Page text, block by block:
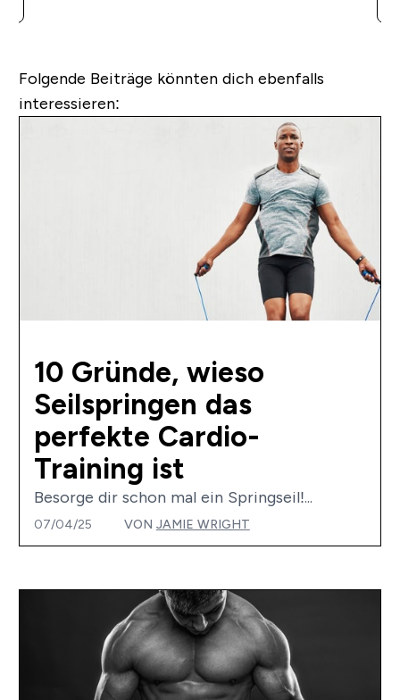
Folgende Beiträge könnten dich ebenfalls
interessieren:
10 Gründe, wieso
Seilspringen das
perfekte Cardio-
Training ist
Besorge dir schon mal ein Springseil!...
07/04/25 VON JAMIE WRIGHT